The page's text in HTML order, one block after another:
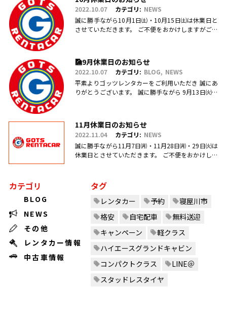
りがとうございます(.....
2022.10.07 カテゴリ: NEWS
誠に勝手ながら10月1日㈯・10月15日㈯は休業日と
させていただきます。 ご不便をおかけしますがご理
🎑9月休業日のお知らせ
2022.10.07 カテゴリ: BLOG
NEWS
平素よりゴッツレンタカーをご利用いただき 誠にあ
りがとうございます。 誠に勝手ながら 9月13日㈫・
11月休業日のお知らせ
2022.11.04 カテゴリ: NEWS
誠に勝手ながら11月7日㈪・11月28日㈪・29日㈫は
休業日とさせていただきます。 ご不便をおかけしま
カテゴリ
BLOG
NEWS
その他
レンタカー情報
中古車情報
タグ
レンタカー 予約
寝屋川市
格安
自宅配車
無料送迎
キャンペーン
軽クラス
ハイエースグランドキャビン
コンパクトクラス
LINE＠
スタッドレスタイヤ